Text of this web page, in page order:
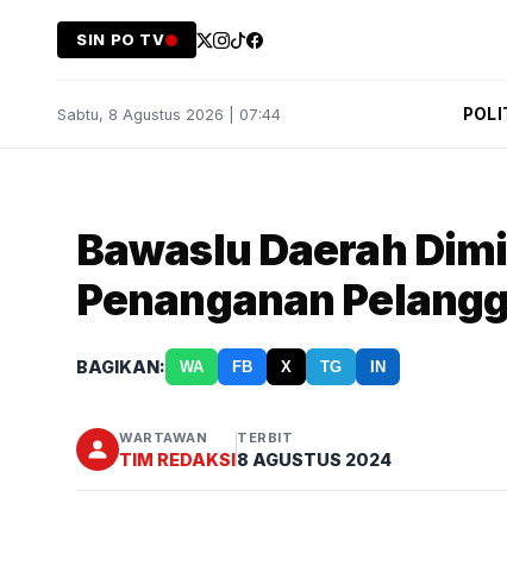
SIN PO TV
Sabtu, 8 Agustus 2026 | 07:44
Bawaslu Daerah
Penanganan
BAGIKAN: WA FB X TG IN
WARTAWAN
TIM REDAKSI
TERBIT
8 AGUSTUS 2024